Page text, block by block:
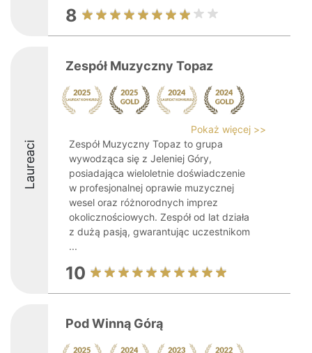
8
Laureaci
Zespół Muzyczny Topaz
Pokaż więcej >>
Zespół Muzyczny Topaz to grupa
wywodząca się z Jeleniej Góry,
posiadająca wieloletnie doświadczenie
w profesjonalnej oprawie muzycznej
wesel oraz różnorodnych imprez
okolicznościowych. Zespół od lat działa
z dużą pasją, gwarantując uczestnikom
...
10
Pod Winną Górą